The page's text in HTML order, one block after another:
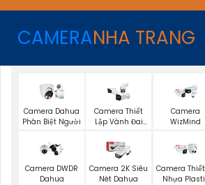
CAMERANHA TRANG
Camera Dahua
Phân Biệt Người
Camera Thiết
Lập Vành Đai
Camera
WizMind
Camera DWDR
Dahua
Camera 2K Siêu
Nét Dahua
Camera
Nhựa